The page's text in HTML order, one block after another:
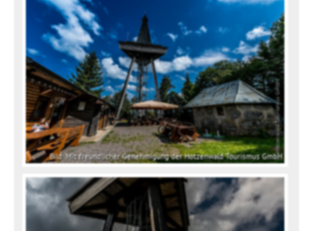
Bild: Mit freundlicher Genehmigung der Hotzenwald Tourismus GmbH